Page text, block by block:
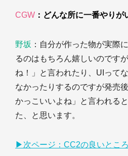
CGW ：どんな所に一番やりが
野坂 ：自分が作った物が実際
るのはもちろん嬉しいのです
ね！」と言われたり、UIって
なかったりするのですが発売
かっこいいよね」と言われる
た、と思います。
▶︎次ページ：CC2の良いとこ